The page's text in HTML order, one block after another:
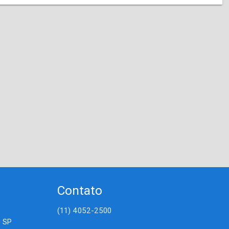
Contato
(11) 4052-2500